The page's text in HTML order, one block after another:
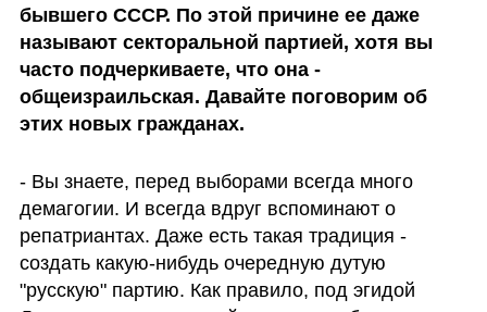
бывшего СССР. По этой причине ее даже
называют секторальной партией, хотя вы
часто подчеркиваете, что она -
общеизраильская. Давайте поговорим об
этих новых гражданах.
- Вы знаете, перед выборами всегда много
демагогии. И всегда вдруг вспоминают о
репатриантах. Даже есть такая традиция -
создать какую-нибудь очередную дутую
"русскую" партию. Как правило, под эгидой